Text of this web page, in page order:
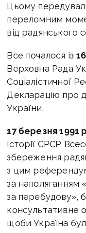
Цьому
переломним
від радянського
Все почалося із
Верховна Рада
Соціалістичної
Декларацію про
України.
17 березня 1991
історії СРСР
збереження
з цим
за наполяганням
за перебудову»,
консультативне
щоби Україна